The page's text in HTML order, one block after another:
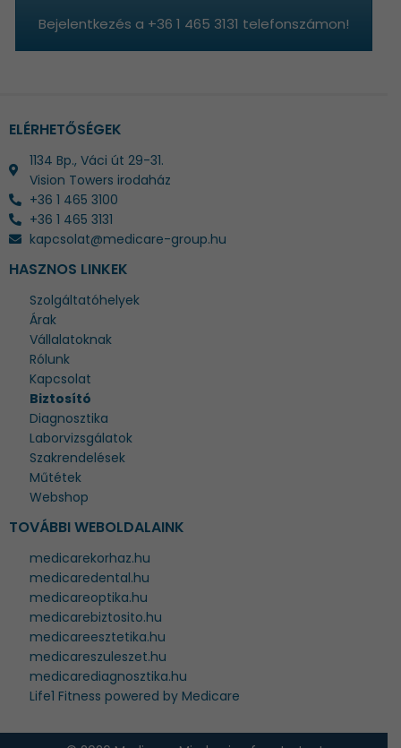
Bejelentkezés a +36 1 465 3131 telefonszámon!
ELÉRHETŐSÉGEK
1134 Bp., Váci út 29-31.
Vision Towers irodaház
+36 1 465 3100
+36 1 465 3131
kapcsolat@medicare-group.hu
HASZNOS LINKEK
Szolgáltatóhelyek
Árak
Vállalatoknak
Rólunk
Kapcsolat
Biztosító
Diagnosztika
Laborvizsgálatok
Szakrendelések
Műtétek
Webshop
TOVÁBBI WEBOLDALAINK
medicarekorhaz.hu
medicaredental.hu
medicareoptika.hu
medicarebiztosito.hu
medicareesztetika.hu
medicareszuleszet.hu
medicarediagnosztika.hu
Life1 Fitness powered by Medicare